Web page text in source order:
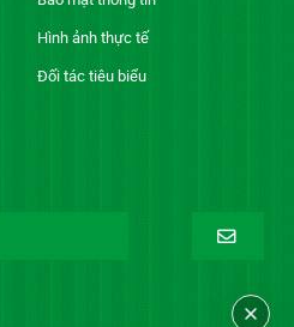
Hình ảnh thực tế
Đối tác tiêu biểu